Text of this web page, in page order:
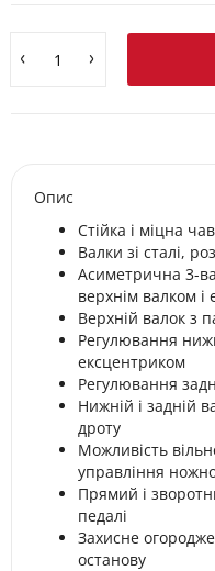
Опис
Стійка і міцна
Валки зі сталі,
Асиметрична 3-
верхнім валком
Верхній валок з
Регулювання
ексцентриком
Регулювання
Нижній і задній
дроту
Можливість
управління
Прямий і
педалі
Захисне
останову